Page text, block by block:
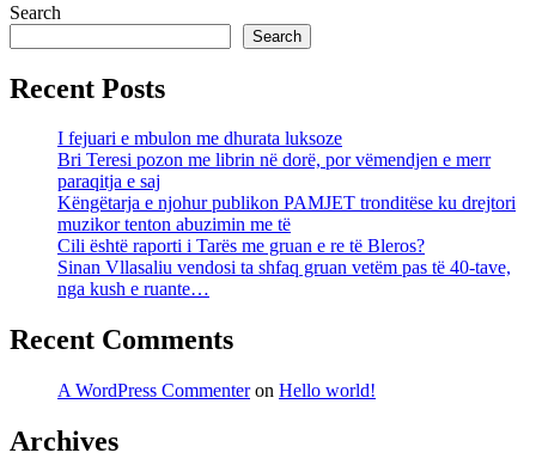
Search
Search
Recent Posts
I fejuari e mbulon me dhurata luksoze
Bri Teresi pozon me librin në dorë, por vëmendjen e merr
paraqitja e saj
Këngëtarja e njohur publikon PAMJET tronditëse ku drejtori
muzikor tenton abuzimin me të
Cili është raporti i Tarës me gruan e re të Bleros?
Sinan Vllasaliu vendosi ta shfaq gruan vetëm pas të 40-tave,
nga kush e ruante…
Recent Comments
A WordPress Commenteron Hello world!
Archives